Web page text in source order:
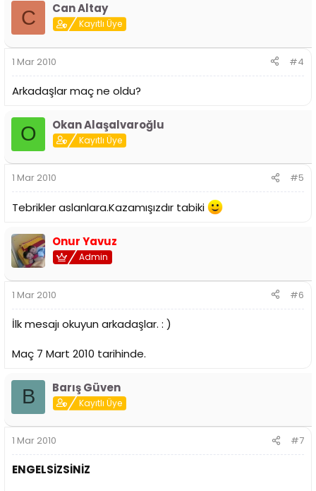
C Can Altay
Kayıtlı Üye
1 Mar 2010 #4
Arkadaşlar maç ne oldu?
O Okan Alaşalvaroğlu
Kayıtlı Üye
1 Mar 2010 #5
Tebrikler aslanlara.Kazamışızdır tabiki
Onur Yavuz
Admin
1 Mar 2010 #6
İlk mesajı okuyun arkadaşlar. : )
Maç 7 Mart 2010 tarihinde.
B Barış Güven
Kayıtlı Üye
1 Mar 2010 #7
ENGELSİZSİNİZ